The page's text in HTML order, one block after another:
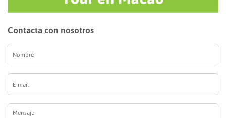
Contacta con nosotros
Nombre
mail
*